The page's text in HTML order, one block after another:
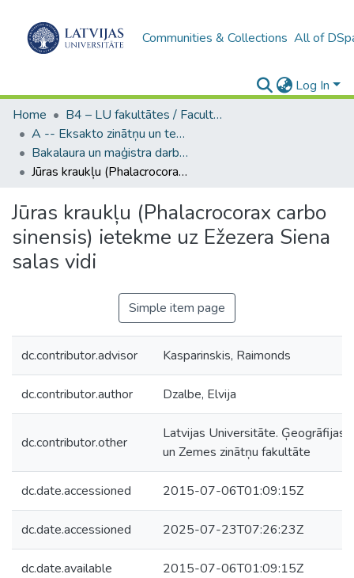
Communities & Collections All of
Log In
Home
B4 – LU fakultātes / Faculties of the UL
A -- Eksakto zinātņu un tehnoloģiju fakultāte / Faculty of Science and Technology
Bakalaura un maģistra darbi (EZTF) / Bachelor's and Master's theses
Jūras kraukļu (Phalacrocorax carbo sinensis) ietekme uz Ežezera Siena salas vidi
Jūras kraukļu (Phalacrocorax carbo
sinensis) ietekme uz Ežezera Siena
salas vidi
Simple item page
dc.contributor.advisor Kasparinskis, Raimonds
dc.contributor.author Dzalbe, Elvija
dc.contributor.other
Latvijas Universitāte. Ģeogrāfijas
un Zemes zinātņu fakultāte
dc.date.accessioned 2015-07-06T01:09:15Z
dc.date.accessioned 2025-07-23T07:26:23Z
dc.date.available 2015-07-06T01:09:15Z